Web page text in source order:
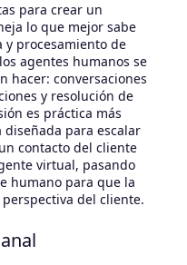
para crear un
lo que mejor sabe
y procesamiento de
agentes humanos se
hacer: conversaciones
y resolución de
es práctica más
para escalar
contacto del cliente
virtual, pasando
humano para que la
del cliente.